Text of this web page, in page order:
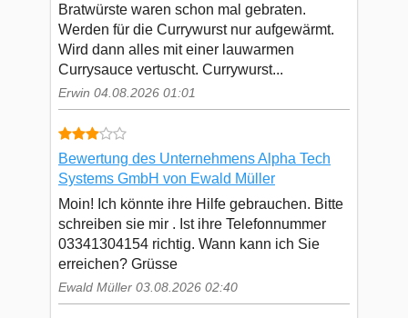
Bratwürste waren schon mal gebraten.
Werden für die Currywurst nur aufgewärmt.
Wird dann alles mit einer lauwarmen
Currysauce vertuscht. Currywurst...
Erwin 04.08.2026 01:01
Bewertung des Unternehmens Alpha Tech
Systems GmbH von Ewald Müller
Moin! Ich könnte ihre Hilfe gebrauchen. Bitte
schreiben sie mir . Ist ihre Telefonnummer
03341304154 richtig. Wann kann ich Sie
erreichen? Grüsse
Ewald Müller 03.08.2026 02:40